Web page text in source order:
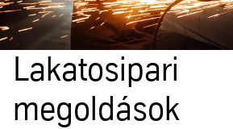
Lakatosipari
megoldások